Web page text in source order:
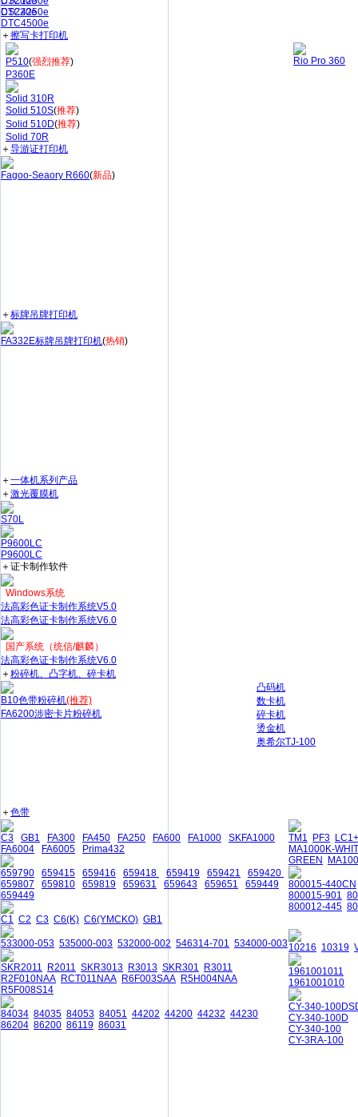
CS220e
DTC4250e
DTC4500e
＋擦写卡打印机
P510(强烈推荐)
P360E
Solid 310R
Solid 510S(推荐)
Solid 510D(推荐)
Solid 70R
Rio Pro 360
＋导游证打印机
Fagoo-Seaory R660(新品)
＋标牌吊牌打印机
FA332E标牌吊牌打印机(热销)
＋一体机系列产品
＋激光覆膜机
S70L
P9600LC
P9600LC
＋证卡制作软件
Windows系统
法高彩色证卡制作系统V5.0
法高彩色证卡制作系统V6.0
国产系统（统信/麒麟）
法高彩色证卡制作系统V6.0
＋粉碎机、凸字机、碎卡机
B10色带粉碎机(推荐)
FA6200涉密卡片粉碎机
凸码机
数卡机
碎卡机
烫金机
奥希尔TJ-100
＋色带
C3 GB1 FA300 FA450 FA250 FA600 FA1000
SKFA1000
FA6004
FA6005 Prima432
659790 659415 659416 659418 659419 659421
659420
659807
659810 659819 659631 659643 659651
659449
659449
C1 C2 C3 C6(K) C6(YMCKO) GB1
533000-053 535000-003 532000-002 546314-701 534000-003
SKR2011 R2011 SKR3013 R3013 SKR301
R3011
R2F010NAA RCT011NAA R6F003SAA R5H004NAA
R5F008S14
84034 84035 84053 84051 44202 44200 44232 44230
86204 86200 86119 86031
TM1 PF3 LC1+
MA1000K-
GREEN
800015-440CN
800015-901
800012-445
10216 10319
1961001011
1961001010
CY-340-
CY-340-100D
CY-340-100
CY-3RA-100